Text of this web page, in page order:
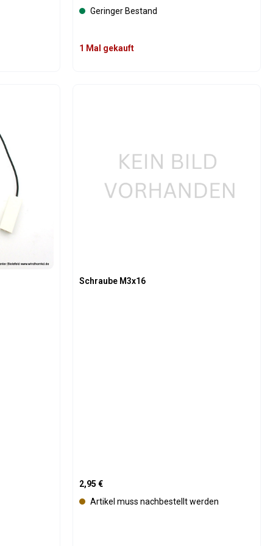
benutze die Schaltflächen um die
Geringer Bestand
1 Mal gekauft
Schraube M3x16
Regulärer Preis:
2,95 €
Artikel muss nachbestellt werden